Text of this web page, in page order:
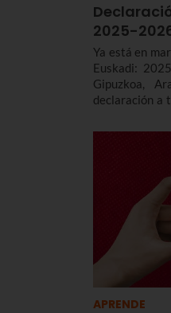
2025-
Ya está en
Euskadi:
Gipuzkoa,
declaración a
modalidades
APRENDE